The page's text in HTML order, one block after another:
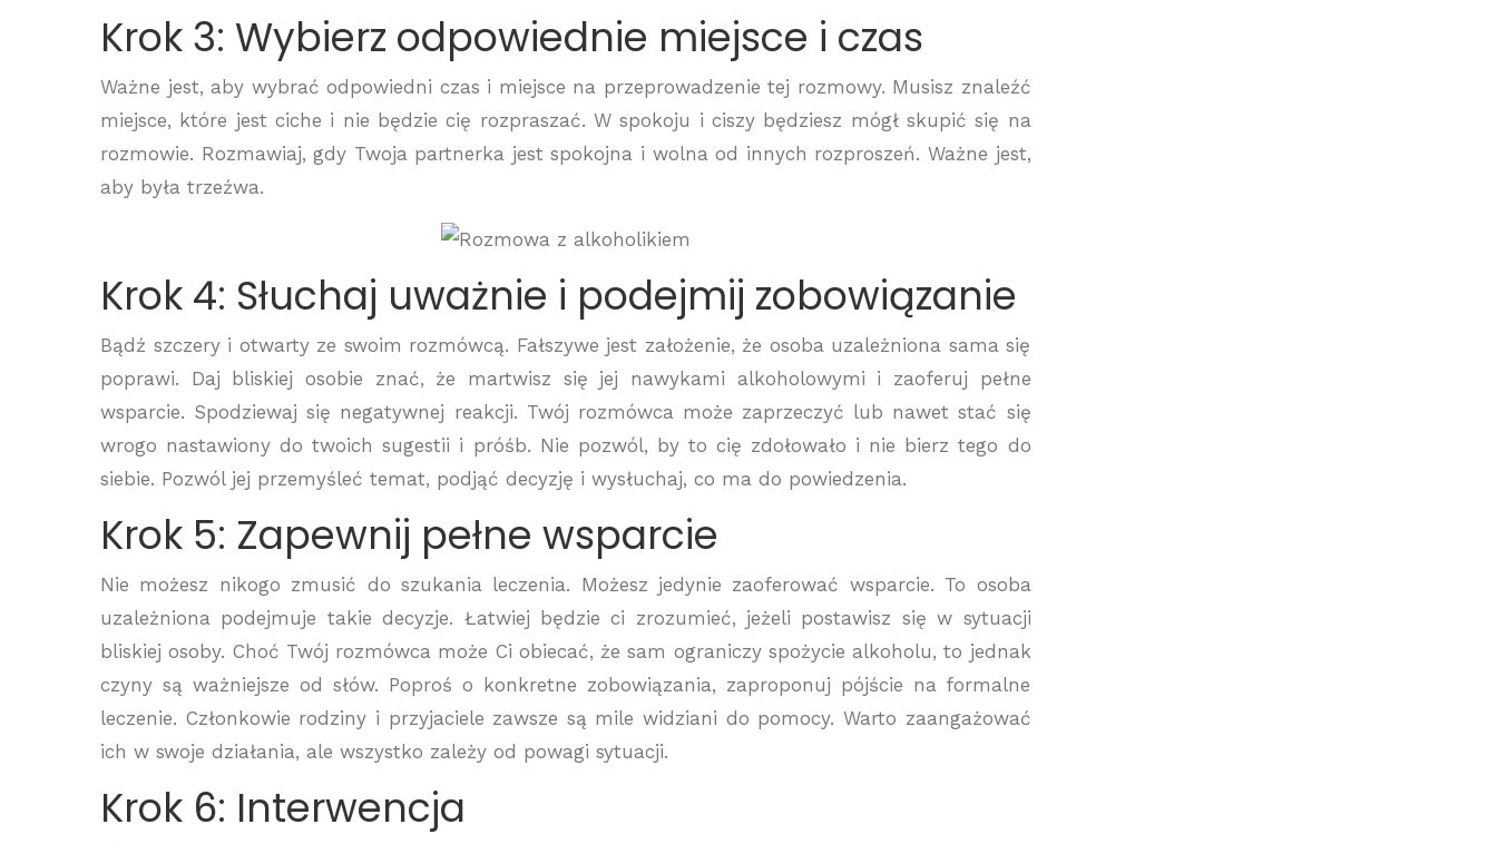
Krok 3: Wybierz odpowiednie miejsce i czas
Ważne jest, aby wybrać odpowiedni czas i miejsce na przeprowadzenie tej rozmowy. Musisz znaleźć
miejsce, które jest ciche i nie będzie cię rozpraszać. W spokoju i ciszy będziesz mógł skupić się na
rozmowie. Rozmawiaj, gdy Twoja partnerka jest spokojna i wolna od innych rozproszeń. Ważne jest,
aby była trzeźwa.
Krok 4: Słuchaj uważnie i podejmij zobowiązanie
Bądź szczery i otwarty ze swoim rozmówcą. Fałszywe jest założenie, że osoba uzależniona sama się
poprawi. Daj bliskiej osobie znać, że martwisz się jej nawykami alkoholowymi i zaoferuj pełne
wsparcie. Spodziewaj się negatywnej reakcji. Twój rozmówca może zaprzeczyć lub nawet stać się
wrogo nastawiony do twoich sugestii i próśb. Nie pozwól, by to cię zdołowało i nie bierz tego do
siebie. Pozwól jej przemyśleć temat, podjąć decyzję i wysłuchaj, co ma do powiedzenia.
Krok 5: Zapewnij pełne wsparcie
Nie możesz nikogo zmusić do szukania leczenia. Możesz jedynie zaoferować wsparcie. To osoba
uzależniona podejmuje takie decyzje. Łatwiej będzie ci zrozumieć, jeżeli postawisz się w sytuacji
bliskiej osoby. Choć Twój rozmówca może Ci obiecać, że sam ograniczy spożycie alkoholu, to jednak
czyny są ważniejsze od słów. Poproś o konkretne zobowiązania, zaproponuj pójście na formalne
leczenie. Członkowie rodziny i przyjaciele zawsze są mile widziani do pomocy. Warto zaangażować
ich w swoje działania, ale wszystko zależy od powagi sytuacji.
Krok 6: Interwencja